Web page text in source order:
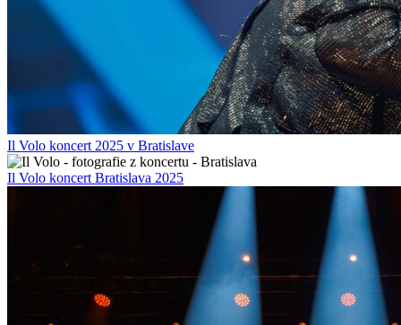
Il Volo koncert 2025 v Bratislave
Il Volo koncert Bratislava 2025